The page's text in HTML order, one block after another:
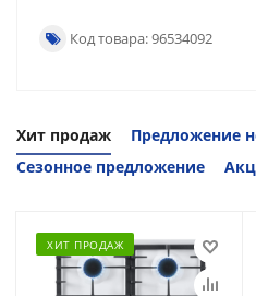
Код товара: 96534092
Хит продаж
Предложение
Сезонное предложение
ХИТ ПРОДАЖ